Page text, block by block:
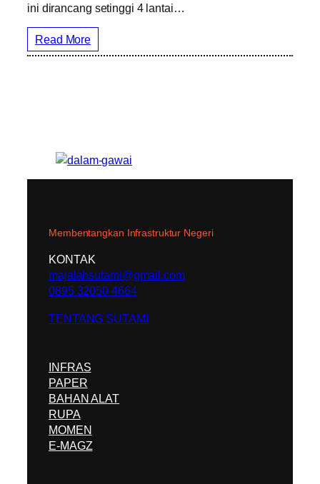
ini dirancang setinggi 4 lantai…
Read More
Membentangkan Infrastruktur Negeri
KONTAK
majalahsutami@gmail.com
0895 32050 4664
TENTANG SUTAMI
INFRAS
PAPER
BAHAN ALAT
RUPA
MOMEN
E-MAGZ